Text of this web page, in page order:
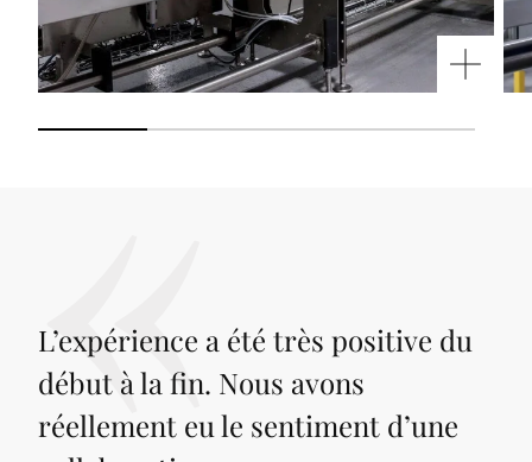
L’expérience a été très positive du
début à la fin. Nous avons
réellement eu le sentiment d’une